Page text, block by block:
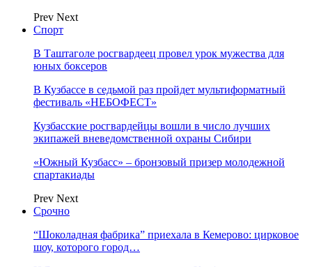
Prev Next
Спорт
В Таштаголе росгвардеец провел урок мужества для
юных боксеров
В Кузбассе в седьмой раз пройдет мультиформатный
фестиваль «НЕБОФЕСТ»
Кузбасские росгвардейцы вошли в число лучших
экипажей вневедомственной охраны Сибири
«Южный Кузбасс» – бронзовый призер молодежной
спартакиады
Prev Next
Срочно
“Шоколадная фабрика” приехала в Кемерово: цирковое
шоу, которого город…